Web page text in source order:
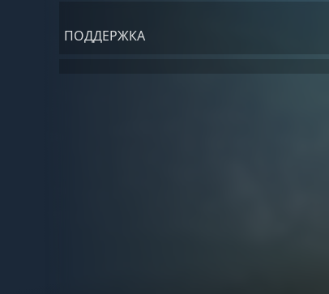
ПОДДЕРЖКА